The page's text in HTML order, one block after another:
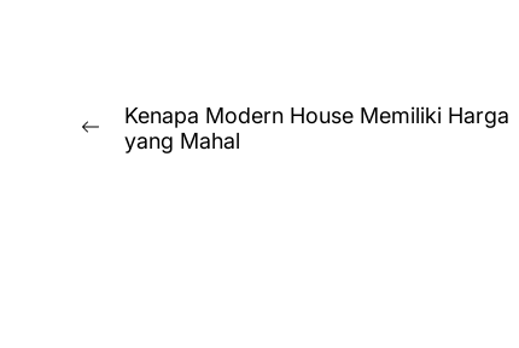
Post
navigation
Previous
Kenapa Modern House Memiliki Harga
yang Mahal